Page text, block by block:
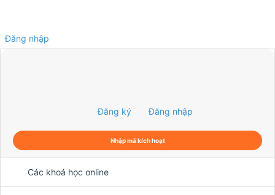
Đăng nhập
Đăng ký Đăng nhập
Nhập mã kích hoạt
Các khoá học online